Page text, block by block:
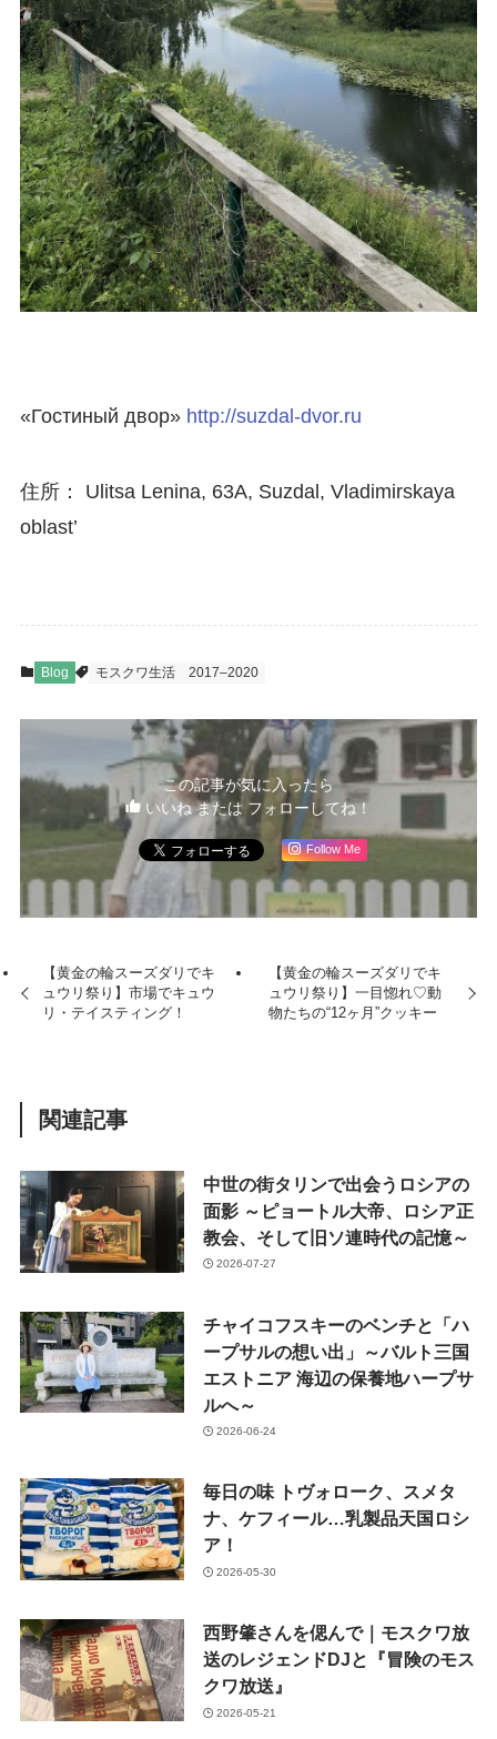
«Гостиный двор»http://suzdal-dvor.ru
住所：
Ulitsa Lenina, 63А, Suzdal, Vladimirskaya
oblast’
Blog モスクワ生活 2017–2020
この記事が気に入ったら
いいね または フォローしてね！
Follow Me
【黄金の輪スーズダリでキ
ュウリ祭り】市場でキュウ
リ・テイスティング！
【黄金の輪スーズダリでキ
ュウリ祭り】一目惚れ♡動
物たちの“12ヶ月”クッキー
関連記事
中世の街タリンで出会うロシアの
面影 ～ピョートル大帝、ロシア正
教会、そして旧ソ連時代の記憶～
2026-07-27
チャイコフスキーのベンチと「ハ
ープサルの想い出」～バルト三国
エストニア 海辺の保養地ハープサ
ルへ～
2026-06-24
毎日の味 トヴォローク、スメタ
ナ、ケフィール…乳製品天国ロシ
ア！
2026-05-30
西野肇さんを偲んで｜モスクワ放
送のレジェンドDJと『冒険のモス
クワ放送』
2026-05-21